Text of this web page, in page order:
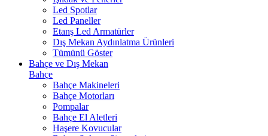
Led Spotlar
Led Paneller
Etanş Led Armatürler
Dış Mekan Aydınlatma Ürünleri
Tümünü Göster
Bahçe ve Dış Mekan
Bahçe
Bahçe Makineleri
Bahçe Motorları
Pompalar
Bahçe El Aletleri
Haşere Kovucular